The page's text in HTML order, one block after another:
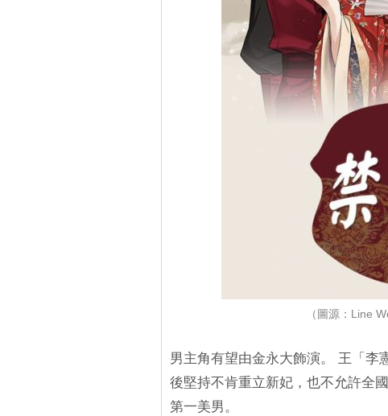
（圖源：Line
男主角有望由金永大飾演。 王「李
後堅持不肯重立新妃，也不允許全
第一美男。